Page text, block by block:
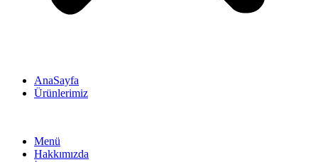
AnaSayfa
Ürünlerimiz
Menü
Hakkımızda